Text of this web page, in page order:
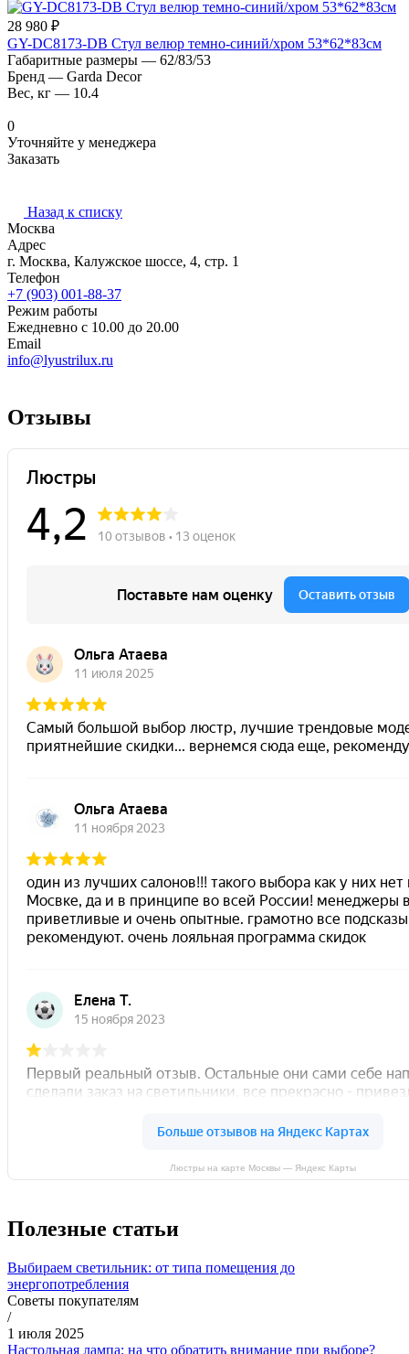
28 980 ₽
GY-DC8173-DB Стул велюр темно-синий/хром 53*62*83см
Габаритные размеры — 62/83/53
Бренд — Garda Decor
Вес, кг — 10.4
0
Уточняйте у менеджера
Заказать
Назад к списку
Москва
Адрес
г. Москва, Калужское шоссе, 4, стр. 1
Телефон
+7 (903) 001-88-37
Режим работы
Ежедневно с 10.00 до 20.00
Email
info@lyustrilux.ru
Отзывы
Люстры на карте Москвы — Яндекс Карты
Полезные статьи
Выбираем светильник: от типа помещения до
энергопотребления
Советы покупателям
/
1 июля 2025
Настольная лампа: на что обратить внимание при выборе?